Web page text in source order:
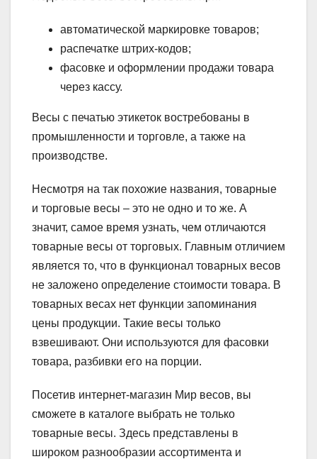
автоматической маркировке товаров;
распечатке штрих-кодов;
фасовке и оформлении продажи товара
через кассу.
Весы с печатью этикеток востребованы в
промышленности и торговле, а также на
производстве.
Несмотря на так похожие названия, товарные
и торговые весы – это не одно и то же. А
значит, самое время узнать, чем отличаются
товарные весы от торговых. Главным отличием
является то, что в функционал товарных весов
не заложено определение стоимости товара. В
товарных весах нет функции запоминания
цены продукции. Такие весы только
взвешивают. Они используются для фасовки
товара, разбивки его на порции.
Посетив интернет-магазин Мир весов, вы
сможете в каталоге выбрать не только
товарные весы. Здесь представлены в
широком разнообразии ассортимента и